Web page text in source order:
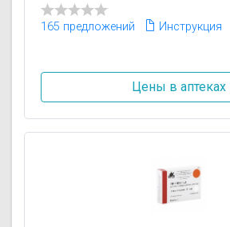
165 предложений Инструкция
Цены в аптеках